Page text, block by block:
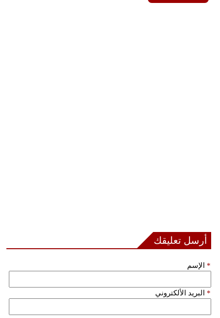
أرسل تعليقك
الإسم *
البريد الألكتروني *